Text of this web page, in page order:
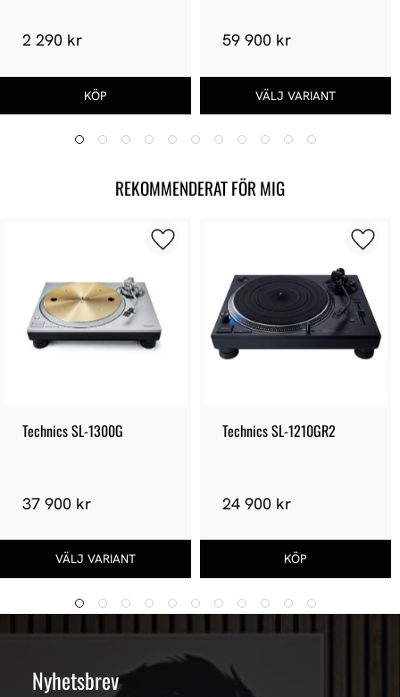
2 290 kr 59 900 kr
REKOMMENDERAT FÖR MIG
Technics SL-1300G
37 900 kr
Technics SL-1210GR2
24 900 kr
Nyhetsbrev